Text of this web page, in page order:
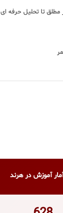
تا تحلیل حرفه ای
آموزش در هرند